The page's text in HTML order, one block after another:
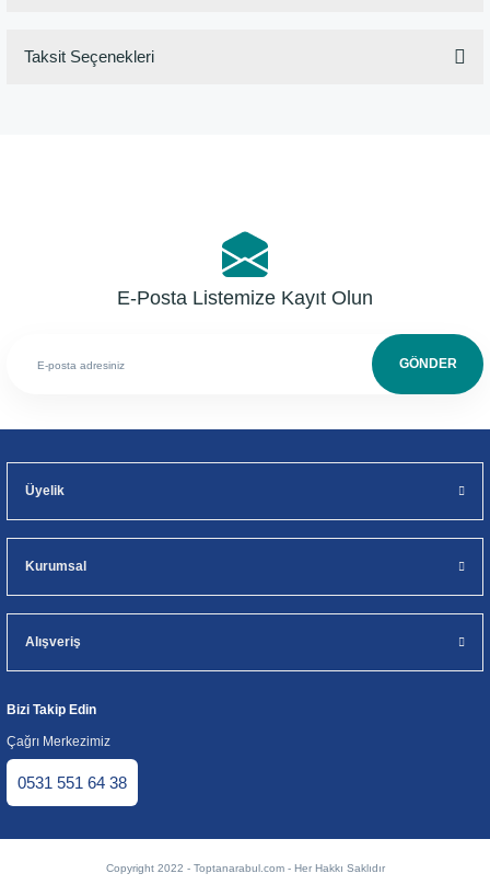
Taksit Seçenekleri
E-Posta Listemize Kayıt Olun
GÖNDER
Üyelik
Kurumsal
Alışveriş
Bizi Takip Edin
Çağrı Merkezimiz
0531 551 64 38
Copyright 2022 - Toptanarabul.com - Her Hakkı Saklıdır